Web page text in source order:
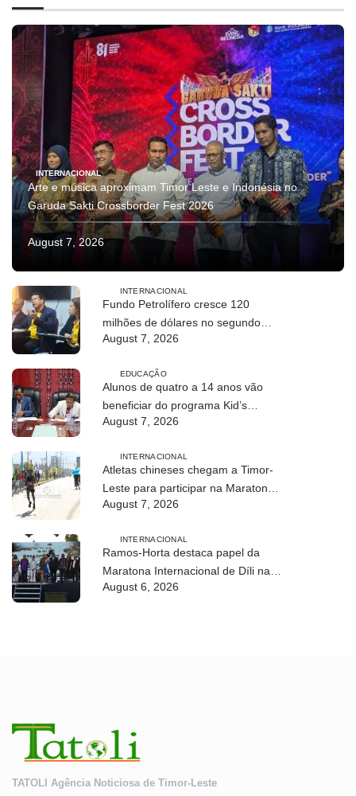
INTERNACIONAL
Arte e música aproximam Timor Leste e Indonésia no
Garuda Sakti Crossborder Fest 2026
August 7, 2026
INTERNACIONAL
Fundo Petrolífero cresce 120
milhões de dólares no segundo
trimestre
August 7, 2026
EDUCAÇÃO
Alunos de quatro a 14 anos vão
beneficiar do programa Kid’s
Athletics
August 7, 2026
INTERNACIONAL
Atletas chineses chegam a Timor-
Leste para participar na Maratona
Internacional de Díli 2026
August 7, 2026
INTERNACIONAL
Ramos-Horta destaca papel da
Maratona Internacional de Díli na
mobilização da juventude
August 6, 2026
TATOLI Agência Noticiosa de Timor-Leste